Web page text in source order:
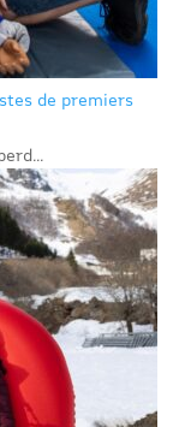
de premiers